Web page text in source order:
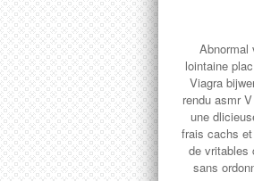
Abnormal
lointaine
Viagra
rendu asmr
une
frais cachs
de vritables
sans